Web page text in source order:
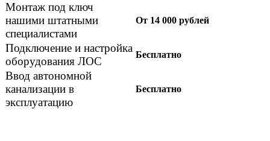
Монтаж под ключ
нашими штатными
специалистами
От 14 000 рублей
Подключение и настройка
оборудования ЛОС
Бесплатно
Ввод автономной
канализации в
эксплуатацию
Бесплатно